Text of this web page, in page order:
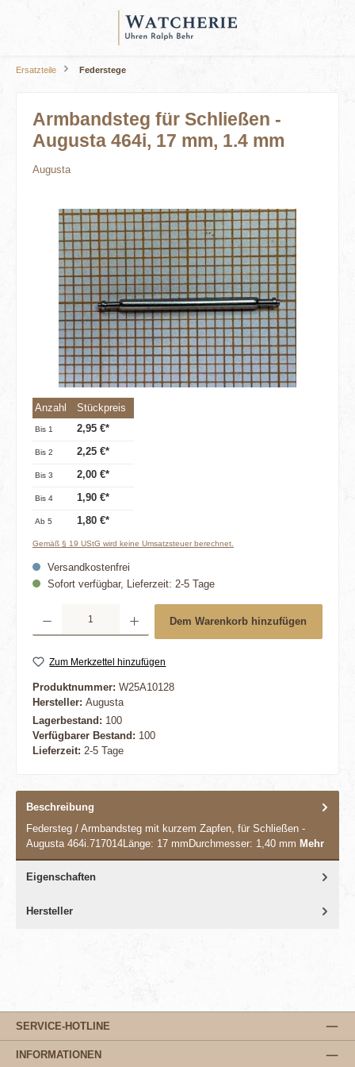
Ersatzteile Federstege
Armbandsteg für Schließen -
Augusta 464i, 17 mm, 1.4 mm
Augusta
Bildergalerie überspringen
Anzahl Stückpreis
Bis 1 2,95 €*
Bis2 2,25 €*
Bis3 2,00 €*
Bis4 1,90 €*
Ab5 1,80 €*
Gemäß § 19 UStG wird keine Umsatzsteuer berechnet.
Versandkostenfrei
Sofort verfügbar, Lieferzeit: 2-5 Tage
Dem Warenkorb hinzufügen
Zum Merkzettel hinzufügen
Produktnummer: W25A10128
Hersteller: Augusta
Lagerbestand: 100
Verfügbarer Bestand: 100
Lieferzeit: 2-5 Tage
Beschreibung
Federsteg / Armbandsteg mit kurzem Zapfen, für Schließen -
Augusta 464i.717014Länge: 17 mmDurchmesser: 1,40 mm Mehr
Eigenschaften
Hersteller
SERVICE-HOTLINE
INFORMATIONEN